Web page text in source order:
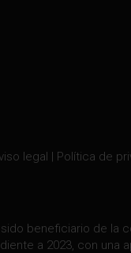
legal | Política de
beneficiario de la
a 2023, con una